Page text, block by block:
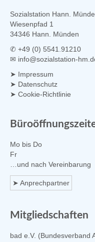
Sozialstation Hann.
Wiesenpfad 1
34346 Hann. Münden
✆ +49 (0) 5541.91210
✉ info@sozialstation-
➤ Impressum
➤ Datenschutz
➤ Cookie-Richtlinie
Mo bis Do
Fr
…und nach Vereinbarung
➤ Anprechpartner
Mitgliedschaften
bad e.V. (Bundesverband